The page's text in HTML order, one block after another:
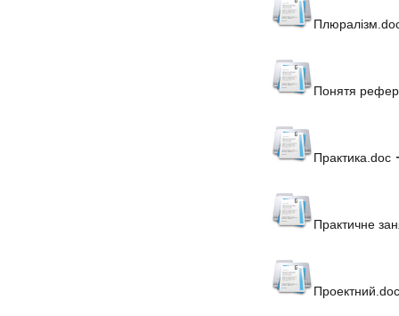
Понятя
Практика.doc
Практичне
Проектний.doc